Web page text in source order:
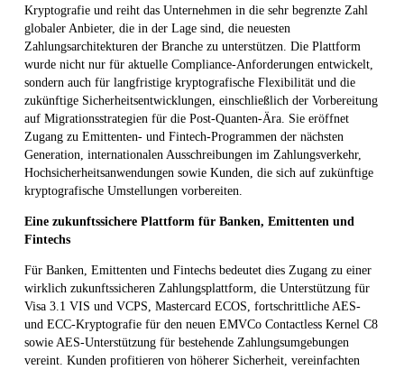
Kryptografie und reiht das Unternehmen in die sehr begrenzte Zahl
globaler Anbieter, die in der Lage sind, die neuesten
Zahlungsarchitekturen der Branche zu unterstützen. Die Plattform
wurde nicht nur für aktuelle Compliance-Anforderungen entwickelt,
sondern auch für langfristige kryptografische Flexibilität und die
zukünftige Sicherheitsentwicklungen, einschließlich der Vorbereitung
auf Migrationsstrategien für die Post-Quanten-Ära. Sie eröffnet
Zugang zu Emittenten- und Fintech-Programmen der nächsten
Generation, internationalen Ausschreibungen im Zahlungsverkehr,
Hochsicherheitsanwendungen sowie Kunden, die sich auf zukünftige
kryptografische Umstellungen vorbereiten.
Eine zukunftssichere Plattform für Banken, Emittenten und
Fintechs
Für Banken, Emittenten und Fintechs bedeutet dies Zugang zu einer
wirklich zukunftssicheren Zahlungsplattform, die Unterstützung für
Visa 3.1 VIS und VCPS, Mastercard ECOS, fortschrittliche AES-
und ECC-Kryptografie für den neuen EMVCo Contactless Kernel C8
sowie AES-Unterstützung für bestehende Zahlungsumgebungen
vereint. Kunden profitieren von höherer Sicherheit, vereinfachten